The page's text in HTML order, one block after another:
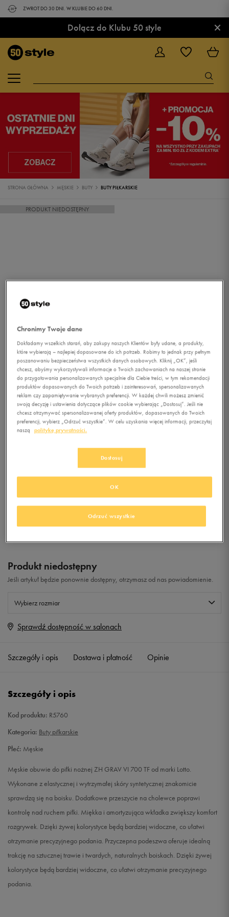
ZWROT DO 30 DNI. W KLUBIE DO 60 DNI.
Dołącz do Klubu 50 style ×
STRONA GŁÓWNA MĘSKIE BUTY BUTY PIŁKARSKIE
PRODUKT NIEDOSTĘPNY
1/1
LOTTO ZH GRAV VI 700 TF
29,99złz Vat
KLUBIE 50 STYLE
Produkt niedostępny
Jeśli artykuł będzie ponownie dostępny, otrzymasz od nas powiadomienie.
Wybierz rozmiar
Rozmiary EU
42,5 27 cm
44 28 cm Powiadom o dostępności
44,5 29 cm Powiadom o dostępności
45 28,7 cm Powiadom o dostępności
46,5
Sprawdź dostępność w salonach
Szczegóły i opis Dostawa i płatność Opinie
Szczegóły i opis
Kod produktu: R5760
Kategoria: Buty piłkarskie
Płeć: Męskie
Męskie obuwie do piłki nożnej ZH GRAV VI 700 TF od marki Lotto.
Wykonane z elastycznej i wytrzymałej skóry syntetycznej znakomicie
sprawdzą się na boisku. Dodatkowe przeszycie na cholewce poprawi
kontrolę nad ruchem piłki. Miękka i amortyzująca wkładka zwiększy komfort
rozgrywek. Dzięki żywej kolorystyce będą bardziej widoczne, co ułatwi
otrzymanie precyzyjnego podania. Przyczepna podeszwa oferuje idealną
trakcję na sztucznej trawie i twardych, naturalnych boiskach. Dzięki żywej
kolorystyce będą bardziej widoczne, co ułatwi otrzymanie precyzyjnego
podania.
Chronimy Twoje dane
Dokładamy wszelkich starań, aby zakupy naszych Klientów były udane, a produkty,
które wybierają – najlepiej dopasowane do ich potrzeb. Robimy to jednak przy pełnym
poszanowaniu bezpieczeństwa wszystkich danych osobowych. Kliknij „OK”, jeśli
chcesz, abyśmy wykorzystywali informacje o Twoich zachowaniach na naszej stronie
do przygotowania personalizowanych specjalnie dla Ciebie treści, w tym rekomendacji
produktów dopasowanych do Twoich potrzeb i zainteresowań, spersonalizowanych
reklam czy zapamiętywanie wybranych preferencji. W każdej chwili możesz zmienić
swoją decyzję i ustawienia dotyczące plików cookie wybierając „Dostosuj”. Jeśli nie
chcesz otrzymywać spersonalizowanej oferty produktów, dopasowanych do Twoich
preferencji, wybierz „Odrzuć wszystkie”. W celu uzyskania więcej informacji, przeczytaj
naszą
politykę prywatności.
Dostosuj
Odrzuć wszystkie
OK